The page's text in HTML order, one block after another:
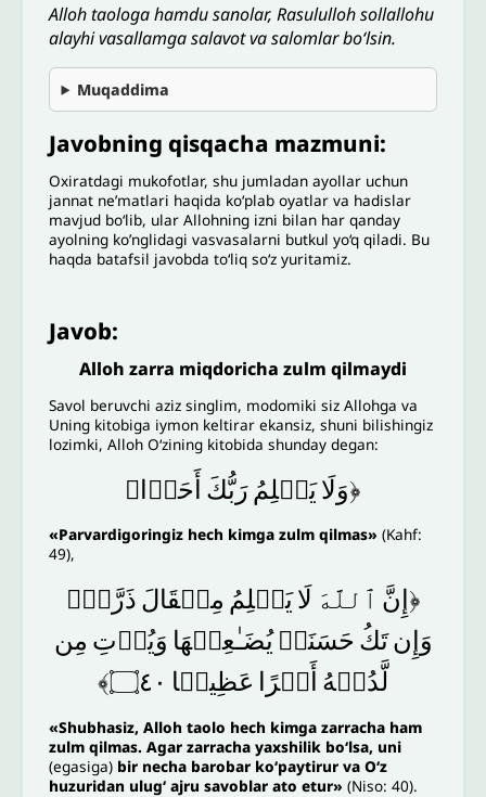
Alloh taologa hamdu sanolar, Rasululloh sollallohu
alayhi vasallamga salavot va salomlar bo‘lsin.
Muqaddima
Javobning qisqacha mazmuni:
Oxiratdagi mukofotlar, shu jumladan ayollar uchun
jannat ne’matlari haqida ko‘plab oyatlar va hadislar
mavjud bo‘lib, ular Allohning izni bilan har qanday
ayolning ko’nglidagi vasvasalarni butkul yo‘q qiladi. Bu
haqda batafsil javobda toʻliq soʻz yuritamiz.
Javob:
Alloh zarra miqdoricha zulm qilmaydi
Savol beruvchi aziz singlim, modomiki siz Allohga va
Uning kitobiga iymon keltirar ekansiz, shuni bilishingiz
lozimki, Alloh O‘zining kitobida shunday degan:
﴿وَلَایَظۡلِمُ رَبُّكَ أَحَدࣰا﴾
«Parvardigoringiz hech kimga zulm qilmas» (Kahf:
49),
﴿إِنَّ ٱللَّهَ لَا یَظۡلِمُ مِثۡقَالَ ذَرَّةࣲۖ
وَإِن تَكُ حَسَنَةࣰ یُضَـٰعِفۡهَا وَیُؤۡتِ مِن
لَّدُنۡهُ أَجۡرًا عَظِیمࣰا ۝٤٠﴾
«Shubhasiz, Alloh taolo hech kimga zarracha ham
zulm qilmas. Agar zarracha yaxshilik bo‘lsa, uni
(egasiga) bir necha barobar ko‘paytirur va O‘z
huzuridan ulug‘ ajru savoblar ato etur» (Niso: 40).